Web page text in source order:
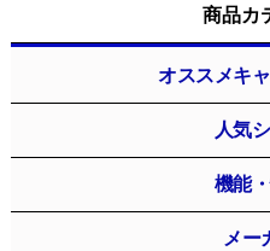
オススメキ
人気
機能
メー
商品カ